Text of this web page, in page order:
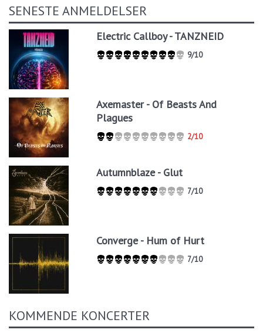
SENESTE ANMELDELSER
Electric Callboy - TANZNEID
9/10
Axemaster - Of Beasts And
Plagues
2/10
Autumnblaze - Glut
7/10
Converge - Hum of Hurt
7/10
KOMMENDE KONCERTER